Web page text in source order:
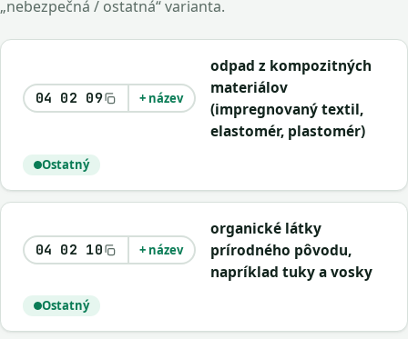
„nebezpečná / ostatná“ varianta.
04 02 09 + název
odpad z kompozitných
materiálov
(impregnovaný textil,
elastomér, plastomér)
Ostatný
04 02 10 + název
organické látky
prírodného pôvodu,
napríklad tuky a vosky
Ostatný